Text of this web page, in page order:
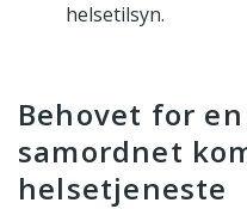
helsetilsyn.
Behovet for
samordnet
helsetjeneste